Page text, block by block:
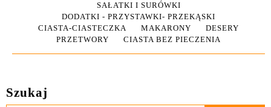
SAŁATKI I SURÓWKI
DODATKI - PRZYSTAWKI- PRZEKĄSKI
CIASTA-CIASTECZKA
MAKARONY
DESERY
PRZETWORY
CIASTA BEZ PIECZENIA
Szukaj